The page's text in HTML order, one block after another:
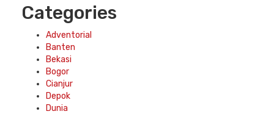
Categories
Adventorial
Banten
Bekasi
Bogor
Cianjur
Depok
Dunia